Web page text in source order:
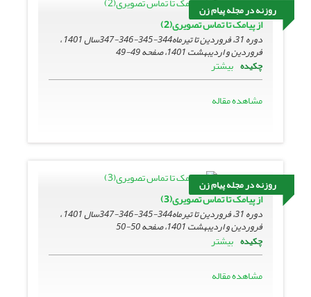
روزنه در مجله پیام زن
از پیامک تا تماس تصویری(2)
دوره 31، فروردین تا تیرماه344-345-346-347سال 1401 ،
فروردین و اردیبهشت 1401، صفحه
49-49
چکیده بیشتر
مشاهده مقاله
روزنه در مجله پیام زن
از پیامک تا تماس تصویری(3)
دوره 31، فروردین تا تیرماه344-345-346-347سال 1401 ،
فروردین و اردیبهشت 1401، صفحه
50-50
چکیده بیشتر
مشاهده مقاله